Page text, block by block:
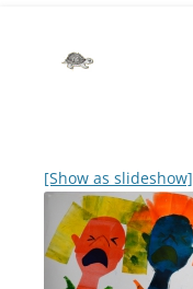
[Show as slideshow]